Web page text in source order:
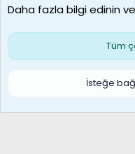
Çerezler
Daha fazla bilgi edinin ve
Tüm
İsteğe